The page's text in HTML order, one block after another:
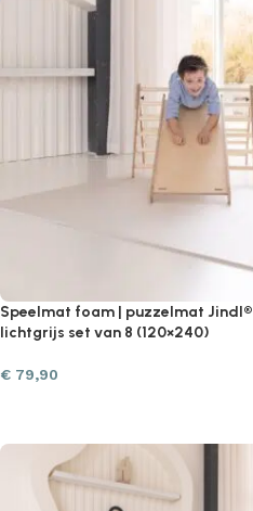
Speelmat foam | puzzelmat Jindl®
lichtgrijs set van 8 (120×240)
€ 79,90